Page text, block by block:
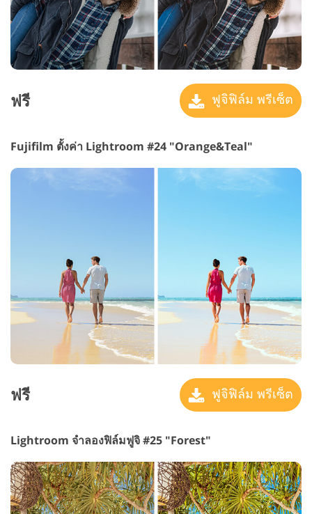
ฟรี ฟูจิฟิล์ม พรีเซ็ต
Fujifilm ตั้งค่า Lightroom #24 "Orange&Teal"
ฟรี ฟูจิฟิล์ม พรีเซ็ต
Lightroom จำลองฟิล์มฟูจิ #25 "Forest"